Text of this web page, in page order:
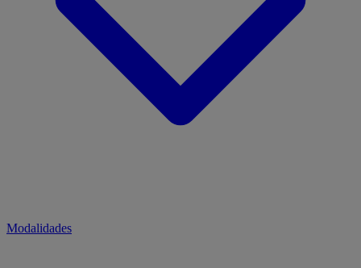
Modalidades